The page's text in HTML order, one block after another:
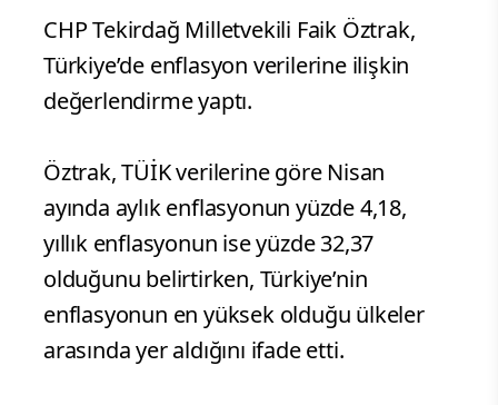
CHP Tekirdağ Milletvekili Faik Öztrak,
Türkiye’de enflasyon verilerine ilişkin
değerlendirme yaptı.
Öztrak, TÜİK verilerine göre Nisan
ayında aylık enflasyonun yüzde 4,18,
yıllık enflasyonun ise yüzde 32,37
olduğunu belirtirken, Türkiye’nin
enflasyonun en yüksek olduğu ülkeler
arasında yer aldığını ifade etti.